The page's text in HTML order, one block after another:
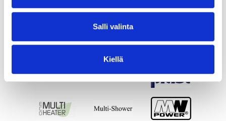
Salli valinta
Kiellä